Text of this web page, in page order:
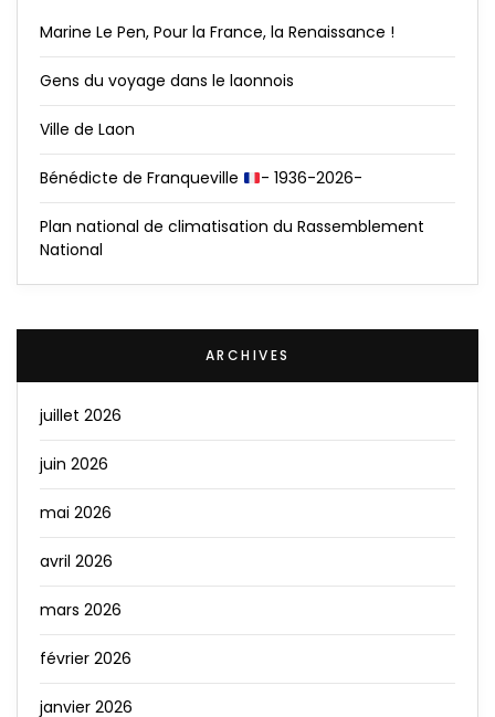
Marine Le Pen, Pour la France, la Renaissance !
Gens du voyage dans le laonnois
Ville de Laon
Bénédicte de Franqueville - 1936-2026-
Plan national de climatisation du Rassemblement
National
ARCHIVES
juillet 2026
juin 2026
mai 2026
avril 2026
mars 2026
février 2026
janvier 2026